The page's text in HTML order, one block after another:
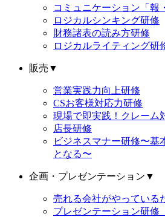
コミュニケーション「報
ロジカルシンキング研修
財務諸表の読み方研修
ロジカルライティング研
販売 ▼
営業実践力向上研修
CSお客様対応力研修
現場で即実践！クレーム
店長研修
ビジネスマナー研修〜基
となる〜
企画・プレゼンテーション ▼
売れる会社がやっている
プレゼンテーション研